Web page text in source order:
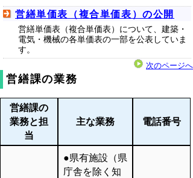
営繕単価表（複合単価表）の公開
営繕単価表（複合単価表）について、建築・
電気・機械の各単価表の一部を公表していま
す。
次のページへ
営繕課の業務
営繕課の
業務と担
当
主な業務 電話番号
●県有施設（県
庁舎を除く知